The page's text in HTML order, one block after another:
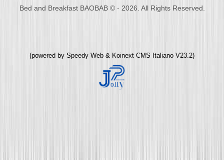
Bed and Breakfast BAOBAB © - 2026. All Rights Reserved.
(powered by Speedy Web & Koinext CMS Italiano V23.2)